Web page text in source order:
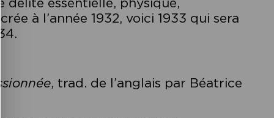
à l’année 1932, voici 1933 qui sera
, trad. de l’anglais par Béatrice